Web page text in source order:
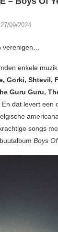
27/09/2024
verenigen…
enkele
Gorki, Shtevil,
Guru Guru,
dat levert een
songs
Boys